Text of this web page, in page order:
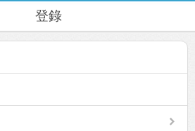
登錄